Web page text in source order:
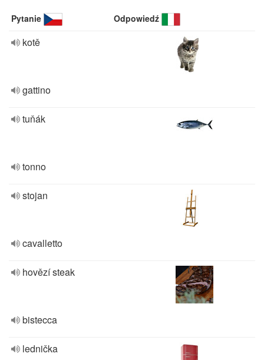
Pytanie Odpowiedź
kotě
gattino
tuňák
tonno
stojan
cavalletto
hovězí steak
bistecca
lednička